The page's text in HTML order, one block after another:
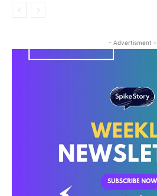
- Advertisment -